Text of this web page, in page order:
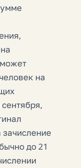
на
до 21